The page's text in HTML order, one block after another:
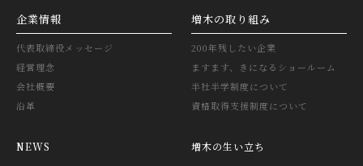
企業情報
代表取締役メッセージ
経営理念
会社概要
沿革
増木の取り組み
200年残したい企業
ますます、きになるショールーム
半社半学制度について
資格取得支援制度について
NEWS 増木の生い立ち